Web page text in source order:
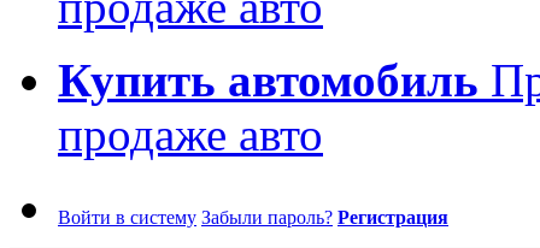
Купить автомобиль
продаже авто
Войти в систему Забыли пароль? Регистрация